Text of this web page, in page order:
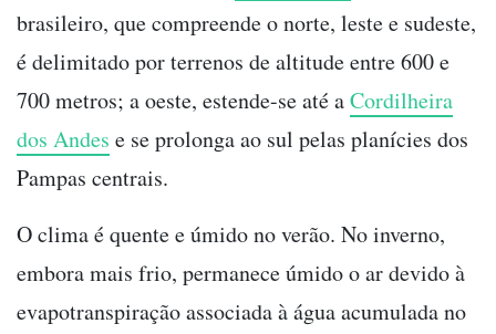
brasileiro, que compreende o norte, leste e sudeste,
é delimitado por terrenos de altitude entre 600 e
700 metros; a oeste, estende-se até aCordilheira
dos Andes e se prolonga ao sul pelas planícies dos
Pampas centrais.
O clima é quente e úmido no verão. No inverno,
embora mais frio, permanece úmido o ar devido à
evapotranspiração associada à água acumulada no